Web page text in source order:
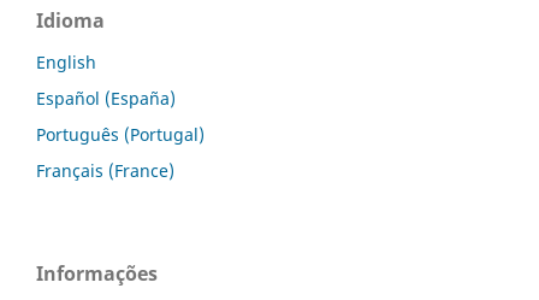
Idioma
English
Español (España)
Português (Portugal)
Français (France)
Informações